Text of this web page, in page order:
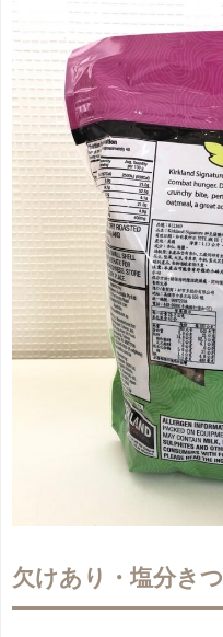
欠けあり・塩分き